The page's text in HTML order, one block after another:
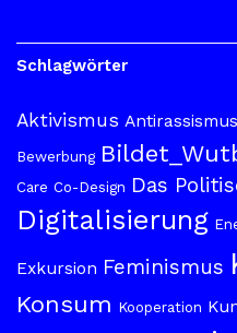
Schlagwörter
Aktivismus Antirassismus
Bewerbung
Care Co-Design Das
Digitalisierung
Exkursion Feminismus
Konsum Kooperation